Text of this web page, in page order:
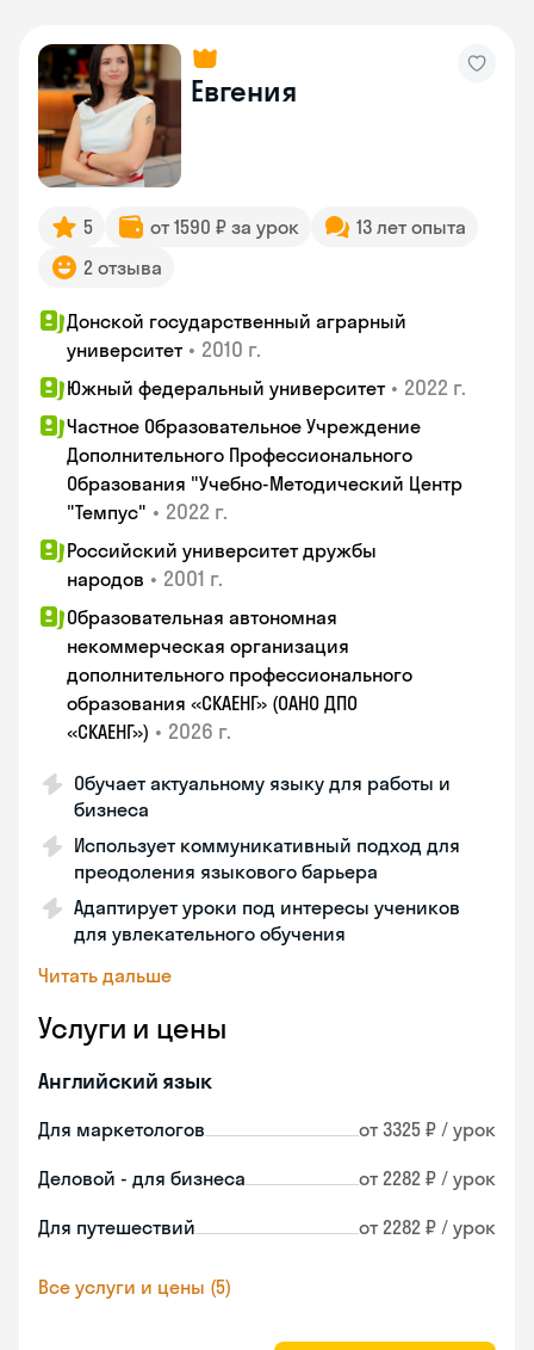
Евгения
5 от 1590 ₽ за урок
13 лет опыта
2 отзыва
Донской государственный аграрный
университет • 2010 г.
Южный федеральный университет • 2022 г.
Частное Образовательное Учреждение
Дополнительного Профессионального
Образования "Учебно-Методический Центр
"Темпус" • 2022 г.
Российский университет дружбы
народов • 2001 г.
Образовательная автономная
некоммерческая организация
дополнительного профессионального
образования «СКАЕНГ» (ОАНО ДПО
«СКАЕНГ») • 2026 г.
Обучает актуальному языку для работы и
бизнеса
Использует коммуникативный подход для
преодоления языкового барьера
Адаптирует уроки под интересы учеников
для увлекательного обучения
Читать дальше
Услуги и цены
Английский язык
Для маркетологов от 3325 ₽ / урок
Деловой - для бизнеса от 2282 ₽ / урок
Для путешествий от 2282 ₽ / урок
Все услуги и цены (5)